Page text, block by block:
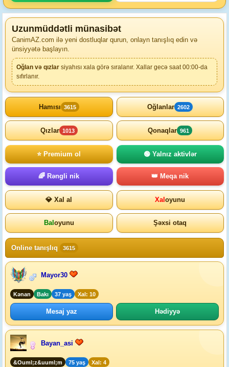
Uzunmüddətli münasibət
CanimAZ.com ilə yeni dostluqlar qurun, onlayn tanışlıq edin və
ünsiyyətə başlayın.
Oğlan və qızlar siyahısı xala görə sıralanır. Xallar gecə saat 00:00-da
sıfırlanır.
Hamısı 3615 Oğlanlar 2602
Qızlar 1013 Qonaqlar 961
⭐ Premium ol 🟢 Yalnız aktivlər
🌈 Rəngli nik 👑 Meqa nik
💎 Xal al Xaloyunu
Baloyunu Şəxsi otaq
Online tanışlıq 3615
Mayor30
Kənan Bakı 37 yaş Xal: 10
Mesaj yaz Hədiyyə
Bayan_asi
&Ouml;z&uuml;m 75 yaş Xal: 4